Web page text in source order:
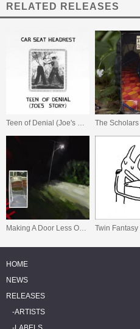
RELATED RELEASES
Teen of Denial (Joe's Story) The Scholars
Making A Door Less Open
HOME
NEWS
RELEASES
ARTISTS